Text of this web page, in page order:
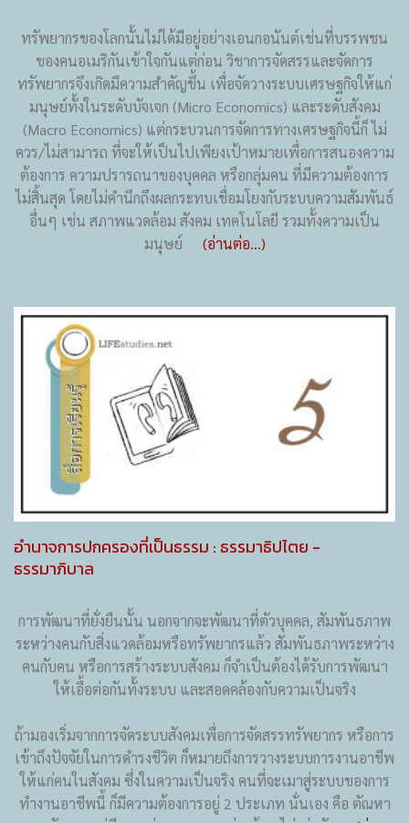
ทรัพยากรของโลกนั้นไม่ได้มีอยู่อย่างเอนกอนันต์เช่นที่บรรพชน
ของคนอเมริกันเข้าใจกันแต่ก่อน วิชาการจัดสรรและจัดการ
ทรัพยากรจึงเกิดมีความสำคัญขึ้น เพื่อจัดวางระบบเศรษฐกิจให้แก่
มนุษย์ทั้งในระดับบัจเจก (Micro Economics) และระดับสังคม
(Macro Economics) แต่กระบวนการจัดการทางเศรษฐกิจนี้ก็ ไม่
ควร/ไม่สามารถ ที่จะให้เป็นไปเพียงเป้าหมายเพื่อการสนองความ
ต้องการ ความปรารถนาของบุคคล หรือกลุ่มคน ที่มีความต้องการ
ไม่สิ้นสุด โดยไม่คำนึกถึงผลกระทบเชื่อมโยงกับระบบความสัมพันธ์
อื่นๆ เช่น สภาพแวดล้อม สังคม เทคโนโลยี รวมทั้งความเป็น
มนุษย์
(อ่านต่อ...)
อำนาจการปกครองที่เป็นธรรม : ธรรมาธิปไตย -
ธรรมาภิบาล
การพัฒนาที่ยั่งยืนนั้น นอกจากจะพัฒนาที่ตัวบุคคล, สัมพันธภาพ
ระหว่างคนกับสิ่งแวดล้อมหรือทรัพยากรแล้ว สัมพันธภาพระหว่าง
คนกับคน หรือการสร้างระบบสังคม ก็จำเป็นต้องได้รับการพัฒนา
ให้เอื้อต่อกันทั้งระบบ และสอดคล้องกับความเป็นจริง
ถ้ามองเริ่มจากการจัดระบบสังคมเพื่อการจัดสรรทรัพยากร หรือการ
เข้าถึงปัจจัยในการดำรงชีวิต ก็หมายถึงการวางระบบการงานอาชีพ
ให้แก่คนในสังคม ซึ่งในความเป็นจริง คนที่จะเมาสู่ระบบของการ
ทำงานอาชีพนี้ ก็มีความต้องการอยู่ 2 ประเภท นั่นเอง คือ ตัณหา